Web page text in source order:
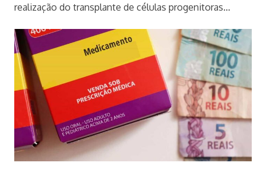
realização do transplante de células progenitoras…